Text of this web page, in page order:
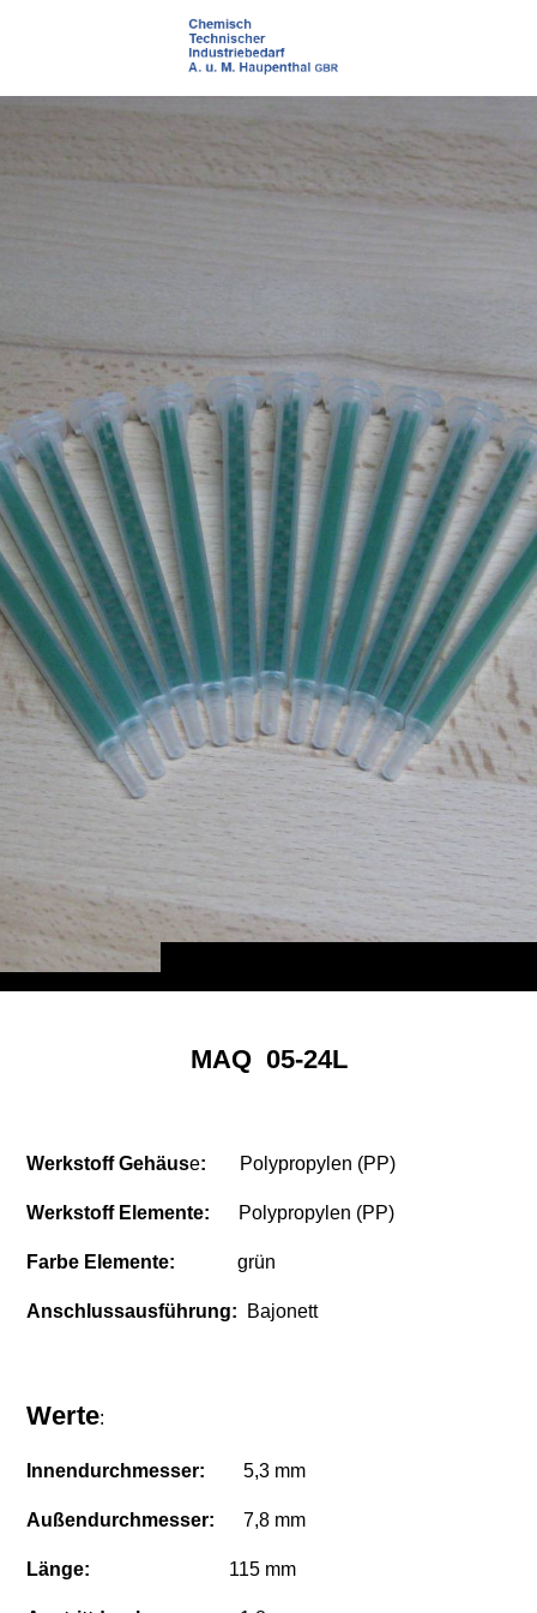
MAQ 05-24L
Werkstoff Gehäuse: Polypropylen (PP)
Werkstoff Elemente: Polypropylen (PP)
Farbe Elemente: grün
Anschlussausführung: Bajonett
Werte:
Innendurchmesser: 5,3 mm
Außendurchmesser: 7,8 mm
Länge: 115 mm